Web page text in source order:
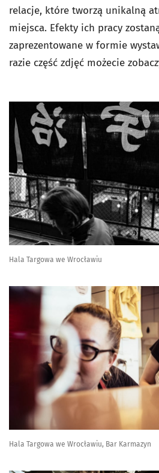
relacje, które tworzą unikalną
miejsca. Efekty ich pracy
zaprezentowane w formie
razie część zdjęć możecie
Hala Targowa we Wrocławiu
Hala Targowa we Wrocławiu, Bar Karmazyn